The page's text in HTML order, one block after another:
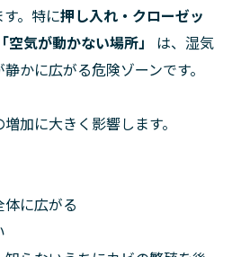
。特に押し入れ・クローゼッ
「空気が動かない場所」
は、湿気
かに広がる危険ゾーンです。
加に大きく影響します。
体に広がる